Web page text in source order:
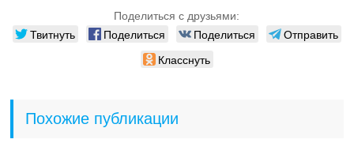
Поделиться с друзьями:
Твитнуть Поделиться Поделиться
Отправить
Класснуть
Похожие публикации